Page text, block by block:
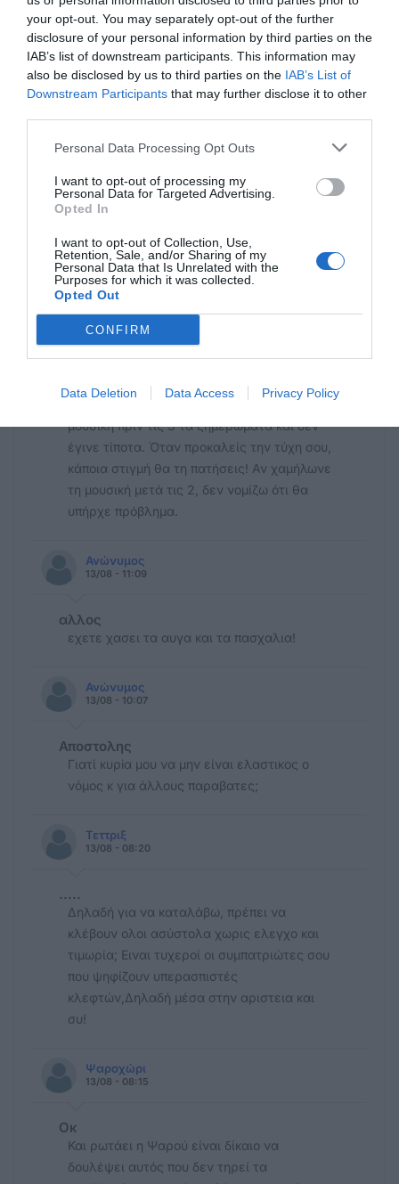
your opt-out. You may separately opt-out of the further
disclosure of your personal information by third parties on the
IAB’s list of downstream participants. This information may
also be disclosed by us to third parties on the IAB’s List of
Downstream Participants that may further disclose it to other
Personal Data Processing Opt Outs
I want to opt-out of processing my
Personal Data for Targeted Advertising.
Opted In
I want to opt-out of Collection, Use,
Retention, Sale, and/or Sharing of my
Personal Data that Is Unrelated with the
Purposes for which it was collected.
Opted Out
CONFIRM
Data Deletion Data Access Privacy Policy
είναι ο νόμος που απαγορεύει την
ηχορύπανση συγκεκριμένες ώρες της
μέρας. Όσοι δεν θέλουν να τον τηρούν ας
κλείσουν κι ας κάνουν άλλη δουλειά. Οι
η ώρα τη νυχτα. Μπράβο στις αρχές που
παρανομούν. Όλους.
Ανώνυμος
13/08 - 13:18
Όρια
Συμφωνώ απόλυτα ότι η διασκέδαση παίζει
μεγάλο ρόλο στην εμπειρία των
επισκεπτών της Κω. Άλλα, πρέπει να
υπάρχουν και όρια. Πέρυσι, το
συγκεκριμένο κατάστημα δεν έκλεινε την
μουσική πριν τις 3 τα ξημερώματα και δεν
έγινε τίποτα. Όταν προκαλείς την τύχη σου,
κάποια στιγμή θα τη πατήσεις! Αν χαμήλωνε
τη μουσική μετά τις 2, δεν νομίζω ότι θα
υπήρχε πρόβλημα.
Ανώνυμος
13/08 - 11:09
αλλος
εχετε χασει τα αυγα και τα πασχαλια!
Ανώνυμος
13/08 - 10:07
Αποστολης
Γιατί κυρiα μου να μην είναι ελαστικος ο
νόμος κ για άλλους παραβατες;
Τεττριξ
13/08 - 08:20
.....
Δηλαδή για να καταλάβω, πρέπει να
κλέβουν ολοι ασύστολα χωρις ελεγχο και
τιμωρία; Ειναι τυχεροί οι συμπατριώτες σου
που ψηφίζουν υπερασπιστές
κλεφτών,Δηλαδή μέσα στην αριστεια και
συ!
Ψαροχώρι
13/08 - 08:15
Οκ
Και ρωτάει η Ψαρού είναι δίκαιο να
δουλέψει αυτός που δεν τηρεί τα